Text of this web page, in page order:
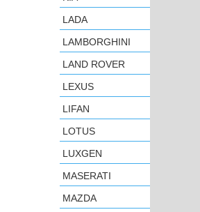
LADA
LAMBORGHINI
LAND ROVER
LEXUS
LIFAN
LOTUS
LUXGEN
MASERATI
MAZDA